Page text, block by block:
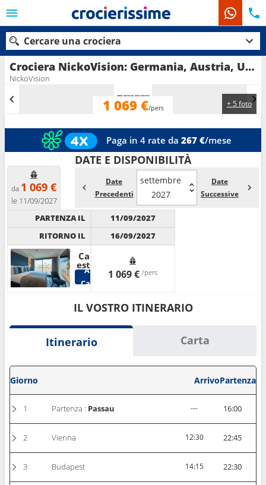
Crociera NickoVision: Germania, Austria, Ungheria, Slovacchia in partenza da Passau
NickoVision
+ 5 foto
1 069 €/pers
Paga in 4 rate da 267 €/mese
DATE E DISPONIBILITÀ
da 1 069 €
le 11/09/2027
Date
Precedenti
settembre
2027
Date
Successive
PARTENZA IL
RITORNO IL
Cabina
esterna
Altre
Cabine
11/09/2027
16/09/2027
1 069 € /pers
IL VOSTRO ITINERARIO
Itinerario Carta
Giorno ArrivoPartenza
1 Partenza : Passau --- 16:00
2 Vienna 12:30 22:45
3 Budapest 14:15 22:30
Cercare una crociera
Le nostre destinazioni
Mesi di partenza
Compagnie
Ricerca